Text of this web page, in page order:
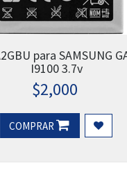
para SAMSUNG
I9100 3.7v
$2,000
COMPRAR